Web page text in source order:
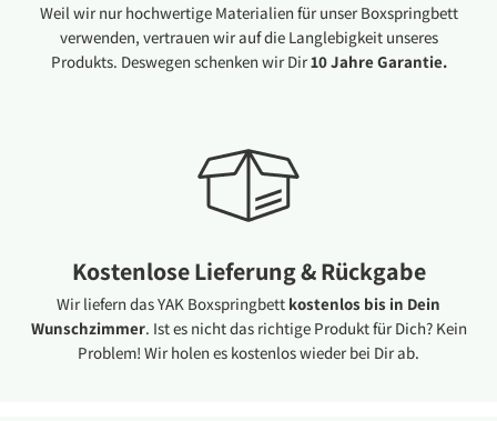
Weil wir nur hochwertige Materialien für unser Boxspringbett
verwenden, vertrauen wir auf die Langlebigkeit unseres
Produkts. Deswegen schenken wir Dir10 Jahre Garantie.
Kostenlose Lieferung & Rückgabe
Wir liefern das YAK Boxspringbett kostenlos bis in Dein
Wunschzimmer. Ist es nicht das richtige Produkt für Dich? Kein
Problem! Wir holen es kostenlos wieder bei Dir ab.